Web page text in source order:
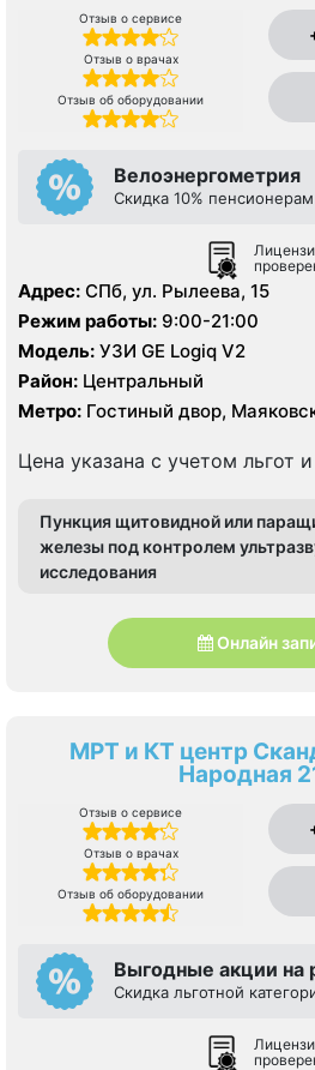
Отзыв о сервисе
Отзыв о врачах
Отзыв об оборудовании
Велоэнергометрия
Скидка 10% пенсионерам
Адрес: СПб, ул. Рылеева, 15
Режим работы: 9:00-21:00
Модель: УЗИ GE Logiq V2
Район: Центральный
Метро: Гостиный двор,
Цена указана с учетом льгот
Пункция щитовидной или
железы под контролем
исследования
Онлайн
МРТ и КТ центр
Народная
Отзыв о сервисе
Отзыв о врачах
Отзыв об оборудовании
Выгодные акции на
Скидка льготной